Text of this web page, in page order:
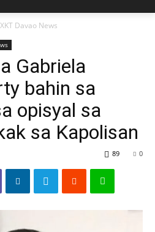
Davao News
Gabriela
bahin sa
opisyal sa
sa Kapolisan
0
89